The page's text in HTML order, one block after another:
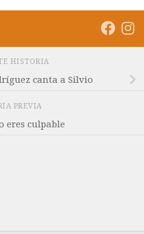
HISTORIA
canta a Silvio
PREVIA
eres culpable